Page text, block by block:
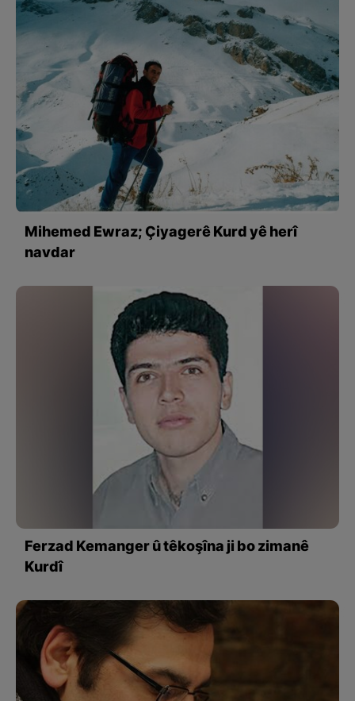
Mihemed Ewraz; Çiyagerê Kurd yê herî
navdar
Ferzad Kemanger û têkoşîna ji bo zimanê
Kurdî